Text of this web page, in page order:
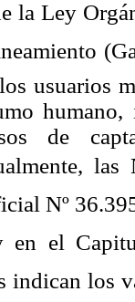
la Ley
usuarios
de
las
Nº
en el
indican los